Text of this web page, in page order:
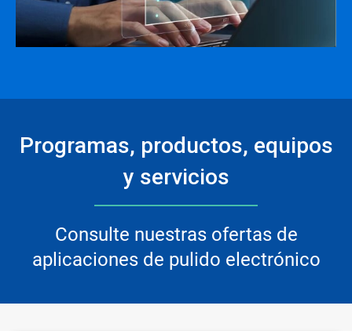
Programas, productos, equipos
y servicios
Consulte nuestras ofertas de
aplicaciones de pulido electrónico